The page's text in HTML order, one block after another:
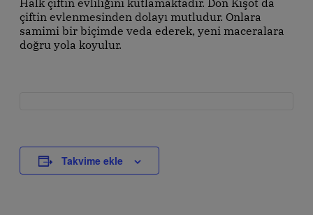
çiftin evlenmesinden dolayı mutludur. Onlara
samimi bir biçimde veda ederek, yeni maceralara
doğru yola koyulur.
Takvime ekle